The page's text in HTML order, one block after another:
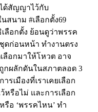
ด้สัญญาไว้กับ
สนาม #เลือกตั้ง69
ลือกตั้ง ย้อนดูว่าพรรค
ดก่อนหน้า ทำงานตรง
อกมาให้โหวต อาจ
กผลักดันในสภาตลอด 3
เมืองที่เราเคยเลือก
หรือไม่ และการเลือก
รือ ‘พรรคไหน’ ทำ